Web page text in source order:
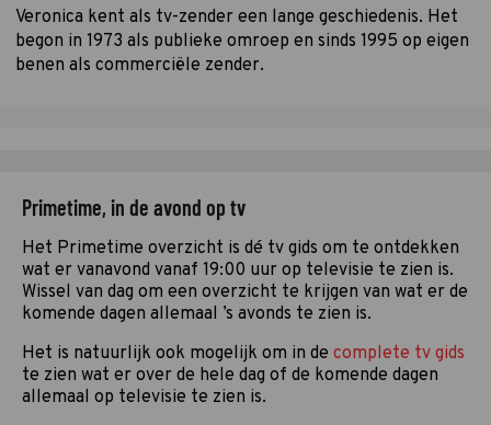
Veronica kent als tv-zender een lange geschiedenis. Het
begon in 1973 als publieke omroep en sinds 1995 op eigen
benen als commerciële zender.
Primetime, in de avond op tv
Het Primetime overzicht is dé tv gids om te ontdekken
wat er vanavond vanaf 19:00 uur op televisie te zien is.
Wissel van dag om een overzicht te krijgen van wat er de
komende dagen allemaal ’s avonds te zien is.
Het is natuurlijk ook mogelijk om in de complete tv gids
te zien wat er over de hele dag of de komende dagen
allemaal op televisie te zien is.